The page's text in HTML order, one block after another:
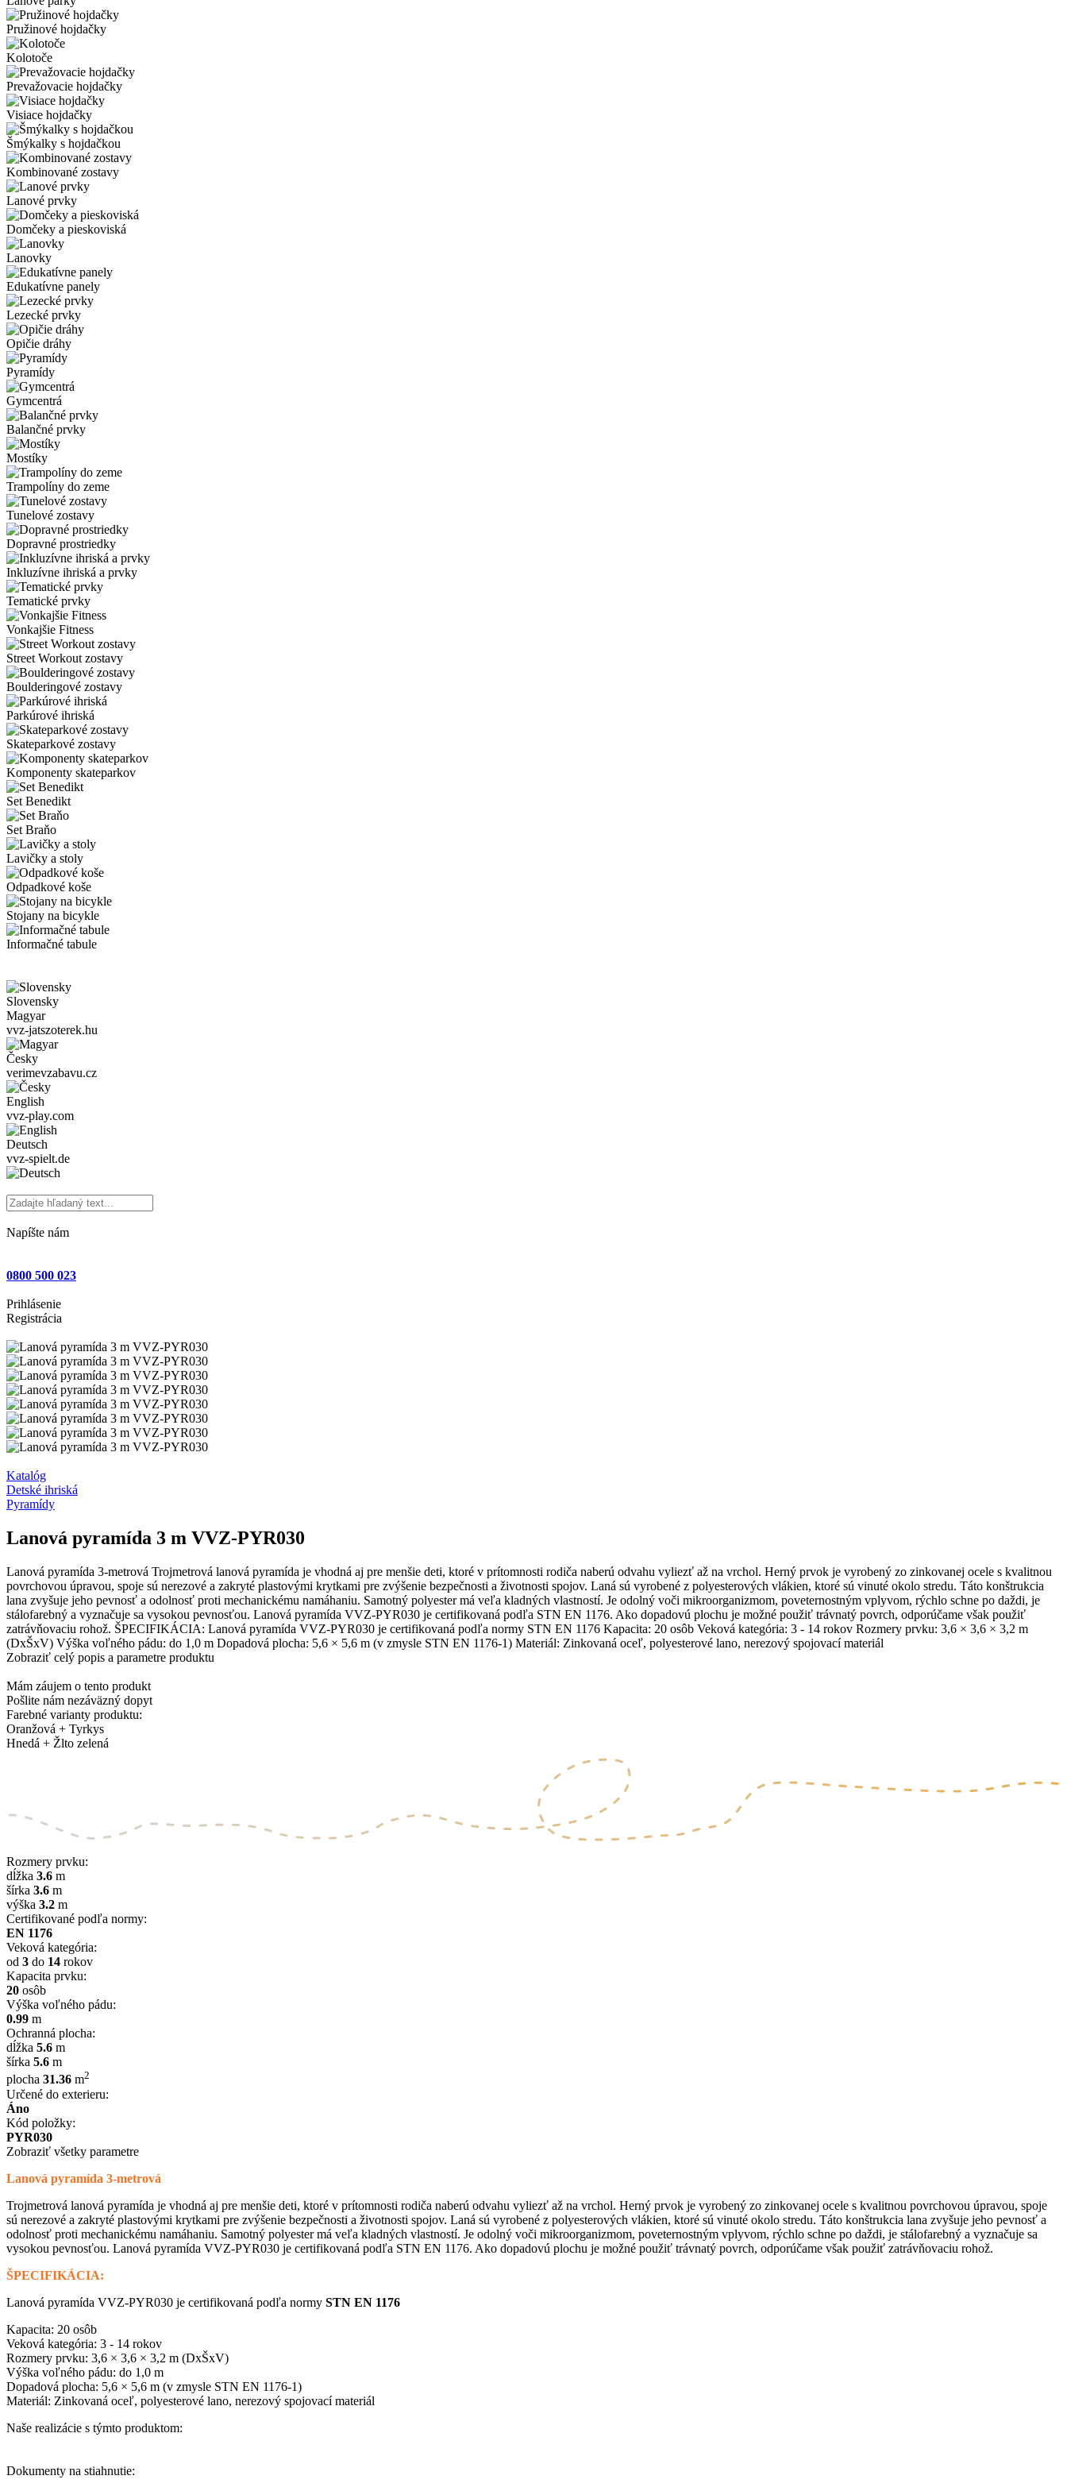
Pružinové hojdačky
Kolotoče
Prevažovacie hojdačky
Visiace hojdačky
Šmýkalky s hojdačkou
Kombinované zostavy
Lanové prvky
Domčeky a pieskoviská
Lanovky
Edukatívne panely
Lezecké prvky
Opičie dráhy
Pyramídy
Gymcentrá
Balančné prvky
Mostíky
Trampolíny do zeme
Tunelové zostavy
Dopravné prostriedky
Inkluzívne ihriská a prvky
Tematické prvky
Vonkajšie Fitness
Street Workout zostavy
Boulderingové zostavy
Parkúrové ihriská
Skateparkové zostavy
Komponenty skateparkov
Set Benedikt
Set Braňo
Lavičky a stoly
Odpadkové koše
Stojany na bicykle
Informačné tabule
Slovensky
Magyar
vvz-jatszoterek.hu
Česky
verimevzabavu.cz
English
vvz-play.com
Deutsch
vvz-spielt.de
Napíšte nám
0800 500 023
Prihlásenie
Registrácia
Katalóg
Detské ihriská
Pyramídy
Lanová pyramída 3 m VVZ-PYR030
Lanová pyramída 3-metrová Trojmetrová lanová pyramída je vhodná aj pre menšie deti, ktoré v prítomnosti rodiča naberú odvahu vyliezť až na vrchol. Herný prvok je vyrobený zo zinkovanej ocele s kvalitnou
povrchovou úpravou, spoje sú nerezové a zakryté plastovými krytkami pre zvýšenie bezpečnosti a životnosti spojov. Laná sú vyrobené z polyesterových vlákien, ktoré sú vinuté okolo stredu. Táto konštrukcia
lana zvyšuje jeho pevnosť a odolnosť proti mechanickému namáhaniu. Samotný polyester má veľa kladných vlastností. Je odolný voči mikroorganizmom, poveternostným vplyvom, rýchlo schne po daždi, je
stálofarebný a vyznačuje sa vysokou pevnosťou. Lanová pyramída VVZ-PYR030 je certifikovaná podľa STN EN 1176. Ako dopadovú plochu je možné použiť trávnatý povrch, odporúčame však použiť
zatrávňovaciu rohož. ŠPECIFIKÁCIA: Lanová pyramída VVZ-PYR030 je certifikovaná podľa normy STN EN 1176 Kapacita: 20 osôb Veková kategória: 3 - 14 rokov Rozmery prvku: 3,6 × 3,6 × 3,2 m
(DxŠxV) Výška voľného pádu: do 1,0 m Dopadová plocha: 5,6 × 5,6 m (v zmysle STN EN 1176-1) Materiál: Zinkovaná oceľ, polyesterové lano, nerezový spojovací materiál
Zobraziť celý popis a parametre produktu
Mám záujem o tento produkt
Pošlite nám nezáväzný dopyt
Farebné varianty produktu:
Oranžová + Tyrkys
Hnedá + Žlto zelená
Rozmery prvku:
dĺžka 3.6 m
šírka 3.6 m
výška 3.2 m
Certifikované podľa normy:
EN 1176
Veková kategória:
od 3 do 14 rokov
Kapacita prvku:
20 osôb
Výška voľného pádu:
0.99 m
Ochranná plocha:
dĺžka 5.6 m
šírka 5.6 m
plocha 31.36 m2
Určené do exterieru:
Áno
Kód položky:
PYR030
Zobraziť všetky parametre
Lanová pyramída 3-metrová
Trojmetrová lanová pyramída je vhodná aj pre menšie deti, ktoré v prítomnosti rodiča naberú odvahu vyliezť až na vrchol. Herný prvok je vyrobený zo zinkovanej ocele s kvalitnou povrchovou úpravou, spoje
sú nerezové a zakryté plastovými krytkami pre zvýšenie bezpečnosti a životnosti spojov. Laná sú vyrobené z polyesterových vlákien, ktoré sú vinuté okolo stredu. Táto konštrukcia lana zvyšuje jeho pevnosť a
odolnosť proti mechanickému namáhaniu. Samotný polyester má veľa kladných vlastností. Je odolný voči mikroorganizmom, poveternostným vplyvom, rýchlo schne po daždi, je stálofarebný a vyznačuje sa
vysokou pevnosťou. Lanová pyramída VVZ-PYR030 je certifikovaná podľa STN EN 1176. Ako dopadovú plochu je možné použiť trávnatý povrch, odporúčame však použiť zatrávňovaciu rohož.
ŠPECIFIKÁCIA:
Lanová pyramída VVZ-PYR030 je certifikovaná podľa normy STN EN 1176
Kapacita: 20 osôb
Veková kategória: 3 - 14 rokov
Rozmery prvku: 3,6 × 3,6 × 3,2 m (DxŠxV)
Výška voľného pádu: do 1,0 m
Dopadová plocha: 5,6 × 5,6 m (v zmysle STN EN 1176-1)
Materiál: Zinkovaná oceľ, polyesterové lano, nerezový spojovací materiál
Naše realizácie s týmto produktom:
Dokumenty na stiahnutie: